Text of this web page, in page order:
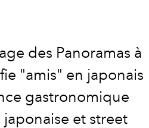
des Panoramas à
"amis" en japonais
gastronomique
et street